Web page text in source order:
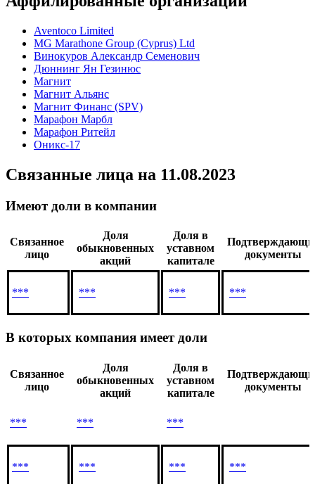
Aventoco Limited
MG Marathone Group (Cyprus) Ltd
Винокуров Александр Семенович
Дюннинг Ян Гезинюс
Магнит
Магнит Альянс
Магнит Финанс (SPV)
Марафон Марбл
Марафон Ритейл
Оникс-17
Связанные лица на 11.08.2023
Имеют доли в компании
Связанное
лицо
Доля
обыкновенных
акций
Доля в
уставном
капитале
документы
*** *** *** ***
В которых компания имеет доли
Связанное
лицо
Доля
обыкновенных
акций
Доля в
уставном
капитале
документы
*** *** ***
*** *** *** ***